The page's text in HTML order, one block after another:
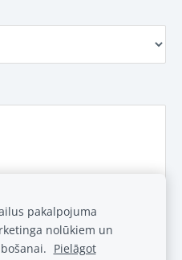
pakalpojuma
nolūkiem un
Pielāgot